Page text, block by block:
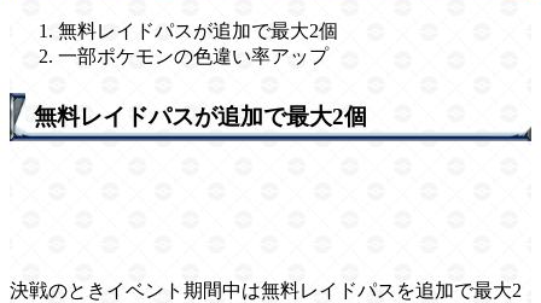
無料レイドパスが追加で最大2個
一部ポケモンの色違い率アップ
無料レイドパスが追加で最大2個
決戦のときイベント期間中は無料レイドパスを追加で最大2